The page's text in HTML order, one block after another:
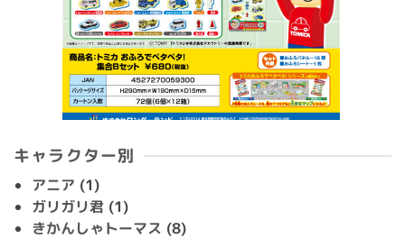
キャラクター別
アニア (1)
ガリガリ君 (1)
きかんしゃトーマス (8)